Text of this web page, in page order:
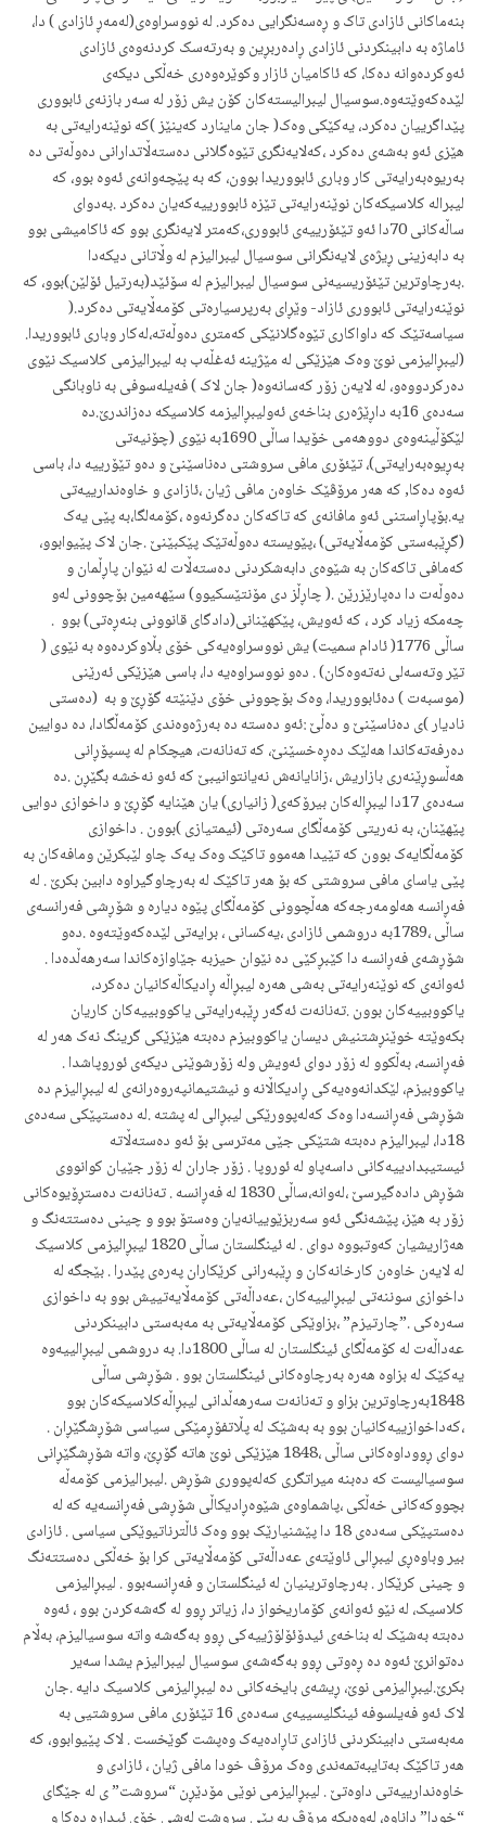
بنه‌ماکانی ئازادی تاک و ڕه‌سه‌نگرایی ده‌کرد. له ‌نووسراوه‌ی(له‌مه‌ڕ ئازادی ) دا،
ئاماژه‌ به‌‌ دابینکردنی ئازادی ڕاده‌ربڕین و به‌رته‌سک کردنه‌وه‌ی ئازادی
ئه‌وکرده‌وانه‌‌ ده‌کا، که‌ ئاکامیان ئازار وکوێره‌وه‌ری خه‌ڵکی دیکه‌ی
لێده‌که‌وێته‌وه‌.سوسیال لیبرالیستەکان کۆن یش زۆر له‌ سه‌ر بازنه‌ی ئابووری
پێداگرییان ده‌کرد، یه‌کێکی وه‌ک( جان ماینارد که‌ینێز )که‌ نوێنه‌رایه‌تی به‌
هێزی ئه‌و به‌شه‌ی دەکرد ،که‌لایه‌نگری تێوه‌گلانی ده‌سته‌ڵاتدارانی ده‌وڵه‌تی ده‌
به‌ریوه‌به‌رایه‌تی کار وباری ئابووریدا بوون، کە به‌ پێچه‌وانه‌ی ئه‌وه‌ بوو، که‌
لیبراله‌ کلاسیکه‌کان نوێنه‌رایه‌تی تێزە ئابوورییەکەیان ده‌کرد .بەدوای
ساڵه‌کانی 70دا ئه‌و تێئۆرییه‌ی ئابووری،که‌متر لایه‌نگری بوو که‌ ئاکامیشی بوو
به‌ دابه‌زینی ڕیژه‌ی لایه‌نگرانی سوسیال لیبرالیزم له‌ وڵاتانی دیکه‌دا
.به‌ر‌چاوترین تێئۆریسیه‌نی سوسیال لیبرالیزم له‌ سۆئێد(به‌رتیل ئۆلێن)بوو، که‌
نوێنه‌رایه‌تی ئابووری ئازاد- وێڕای به‌رپرسیاره‌تی کۆمه‌ڵایه‌تی ده‌کرد.(
سیاسه‌تێک‌ که‌ داواکاری تێوه‌گلانێکی که‌متری ده‌وڵه‌ته‌،له‌کار وباری ئابووریدا.
(لیبڕالیزمی نوێ وه‌ک هێزێکی له مێژینه‌ ئه‌غڵه‌ب به‌ لیبرالیزمی کلاسیک نێوی
ده‌رکردووه‌و، له‌ لایه‌ن زۆر که‌سانه‌وه‌( جان لاک ) فه‌یله‌سوفی به‌ ناوبانگی
سه‌ده‌ی 16به داڕێژه‌ری بناخه‌ی ئه‌ولیبڕالیزمه‌ کلاسیکه‌ ده‌زاندرێ.ده‌
لێکۆڵینه‌وه‌ی دووهه‌می خۆیدا ساڵی 1690به‌ نێوی (چۆنیه‌تی
به‌ڕیوه‌به‌رایه‌تی)، تێئۆری مافی سروشتی ده‌ناسێنێ و ده‌و تێۆرییە دا، باسی
ئه‌وه‌ دەکا, که‌ هه‌ر مرۆڤێک خاوه‌ن مافی ژیان ،ئازادی و خاوەندارییەتی
یە.بۆپاڕاستنی ئه‌و مافانه‌ی که‌ تاکەکان ده‌گرنه‌وه‌ ،کۆمه‌لگا،به‌ پێی یه‌ک
(گڕێبەستی کۆمه‌ڵایه‌تی) ،پێویسته‌ ده‌وڵه‌تێک پێکبێنێ .جان لاک پێیوابوو،
که‌مافی تاکه‌کان به‌ شێوه‌ی دابه‌شکردنی ده‌سته‌ڵات له ‌نێوان پاڕڵمان و
ده‌وڵه‌ت دا ده‌پارێزرێن .( چاڕڵز دی مۆنتێسکیوو) سێهه‌مین بۆچوونی له‌‌و
چه‌مکه‌ زیاد کرد ، که‌ ئەویش، پێکهێنانی(دادگای قانوونی بنه‌ڕه‌تی) بوو .
ساڵی 1776( ئادام سمیت) یش نووسراوه‌یه‌کی خۆی بڵاوکرده‌وه‌ به‌ نێوی (
تێر وته‌سه‌لی نه‌ته‌وه‌کان) . ده‌و نووسراوه‌یه ‌دا، باسی هێزێکی ئه‌رێنی
(موسبه‌ت ) ده‌ئابووریدا، وه‌ک بۆچوونی خۆی دێنێتە گۆڕێ و بە (ده‌ستی
نادیار )ی دەناسێنێ و دەڵێ :ئەو دەستە ده‌ به‌رژه‌‌وه‌ندی کۆمه‌ڵگادا، ده ‌دوایین
ده‌رفه‌ته‌کاندا هه‌لێک ده‌ڕه‌خسێنێ، که‌ ته‌نانه‌ت، هیچکام له‌ پسپۆڕانی
هه‌ڵسوڕێنه‌ری بازاریش ،زانایانه‌ش نه‌یانتوانیبێ که‌ ئه‌و نه‌خشه‌ بگێڕن .ده‌
سه‌ده‌ی 17دا لیبڕاله‌کان بیرۆکه‌ی( زانیاری) یان هێنایه‌ گۆڕێ و داخوازی دوایی
پێهێنان، به‌ نه‌ریتی کۆمه‌ڵگای سه‌ره‌تی (ئیمتیازی )بوون . داخوازی
کۆمه‌ڵگایه‌ک بوون که‌ تێیدا هه‌موو تاکێک وه‌ک یه‌ک چاو لێبکرێن ومافه‌کان به‌
پێی یاسای مافی سروشتی که‌ بۆ هه‌ر تاکێک له‌ به‌رچاوگیراوه ‌دابین بکرێ . له‌
فه‌ڕانسه‌ هه‌لومه‌رجه‌که‌ هه‌ڵچوونی کۆمەڵگای پێوه‌ دیاره‌ و شۆڕشی فه‌رانسەی
ساڵی ‌،1789به‌ دروشمی ئازادی ،یه‌کسانی ، برایه‌تی لێدەکەوێتەوە .ده‌و
شۆڕشه‌ی فه‌ڕانسه ‌دا کێبڕکێی ده‌ نێوان حیزبه‌ جێاوازه‌کاندا سه‌رهه‌ڵده‌دا .
ئه‌وانه‌ی که‌ نوێنه‌رایه‌تی به‌شی هه‌ره‌ لیبڕاڵه‌ ڕادیکاڵه‌کانیان ده‌کرد،
یاکووبییه‌کان بوون .ته‌نانه‌ت ئه‌گه‌ر ڕێبه‌رایه‌تی یاکووبییه‌کان کاریان
بکه‌وێته‌ خوێنڕشتنیش دیسان یاکووبیزم ده‌بته‌ هێزێکی گرینگ نەک‌ هه‌ر له‌
فه‌ڕانسه،‌ به‌ڵکوو له‌ زۆر دوای ئه‌ویش وله‌ زۆرشوێنی دیکه‌ی ئوروپاشدا .
یاکووبیزم، لێکدانه‌وه‌یه‌کی ڕادیکاڵانه‌ و نیشتیمانپه‌روه‌رانەی ‌له‌ لیبڕالیزم ده‌
شۆڕشی فه‌ڕانسه‌دا وه‌ک که‌له‌پوورێکی لیبڕالی لە پشتە‌‌ .له ‌ده‌ستپێکی سه‌ده‌ی
18دا، لیبرالیزم ده‌بته‌ شتێکی جێی مه‌ترسی بۆ ئه‌و ده‌سته‌ڵاته
‌ئیستیبدادییەکانی داسه‌پاو لە‌ ئوروپا . زۆر جاران له‌ زۆر جێیان کوانووی
شۆڕش داده‌گیرسێ ،له‌وانه،‌ساڵی 1830 له‌ فه‌ڕانسه‌ . تەنانەت دەستڕۆیوەکانی
زۆر به‌ هێز، پێشه‌نگی ئه‌و سه‌ربزێوییانه‌یان وه‌ستۆ‌ بوو و چینی ده‌ستته‌نگ و
هه‌ژاریشیان که‌وتبووه‌ دوای . له‌ ئینگلستان ساڵی 1820 لیبڕالیزمی کلاسیک
له‌ لایه‌ن خاوه‌ن کارخانه‌کان و ڕێبه‌رانی کرێکاران په‌ره‌ی پێدرا . بێجگه‌ له‌
داخوازی سوننه‌تی لیبڕالییه‌کان ،عه‌داڵه‌تی کۆمه‌ڵایه‌تییش بوو به‌ داخوازی
سه‌ره‌کی .”چارتیزم” ،بزاوێکی کۆمه‌ڵایه‌تی به‌ مه‌به‌ستی دابینکردنی
عه‌داڵه‌ت له‌ کۆمه‌ڵگای ئینگلستان له‌ ساڵی 1800دا. به‌ دروشمی لیبڕالییه‌وه‌
یه‌کێک له‌ بزاوه‌ هه‌ره‌ به‌رچاوه‌کانی ئینگلستان بوو . شۆڕشی ساڵی
1848به‌رچاوترین بزاو و ته‌نانه‌ت سه‌رهه‌ڵدانی لیبڕاڵه‌کلاسیکه‌کان بوو
،که‌داخوازییه‌‌کانیان بوو به‌ به‌شێک له‌ پڵاتفۆڕمێکی سیاسی شۆڕشگێڕان .
دوای ڕووداوه‌کانی ساڵی ،1848 هێزێکی نوێ هاته‌ گۆڕێ، واته‌ شۆڕشگێڕانی
سوسیالیست که‌ ده‌بنه‌ میراتگری که‌له‌پووری شۆڕش .لیبرالیزمی کۆمه‌ڵه
‌بچووکه‌کانی خه‌ڵکی ،پاشماوه‌ی شێوه‌ڕادیکاڵی شۆڕشی فه‌ڕانسه‌یه‌ که‌ له‌
ده‌ستپێکی سه‌ده‌ی 18 دا پێشنیارێک بوو وه‌ک ئاڵترناتیوێکی سیاسی . ئازادی
بیر وباوه‌ڕی لیبڕالی ئاوێته‌ی عه‌داڵه‌تی کۆمه‌ڵایه‌تی کرا بۆ خه‌ڵکی ده‌ستته‌نگ
و چینی کرێکار . به‌رچاوترینیان له‌ ئینگلستان و فه‌ڕانسه‌بوو . لیبڕالیزمی
کلاسیک، له‌ نێو ئه‌وانه‌ی کۆماریخواز دا، زیاتر ڕوو له‌ گه‌شه‌کردن بوو ، ئه‌وه‌
ده‌بته‌ به‌شێک له‌ بناخه‌ی ئیدۆئۆلۆژییه‌کی ڕوو به‌گه‌شه‌ واته ‌سوسیالیزم، به‌ڵام
ده‌توانرێ ئه‌وه‌ ده ‌ڕه‌وتی ڕوو به‌گه‌شه‌ی سوسیال لیبرالیزم یشدا سەیر
بکرێ.لیبڕالیزمی نوێ، ڕیشه‌ی بایخه‌کانی ده‌ لیبڕالیزمی کلاسیک دایە .جان
لاک ئه‌و‌ فه‌یلسوفه ‌ئینگلیسییه‌ی سه‌ده‌ی 16 تێئۆری مافی سروشتیی به‌
مه‌به‌ستی دابینکردنی ئازادی تاڕاده‌یه‌ک وه‌پشت گوێخست . لاک پێیوابوو، که‌
هه‌ر تاکێک به‌تایبه‌تمه‌ندی وه‌ک مرۆڤ خودا مافی ژیان ، ئازادی و
خاوەندارییەتی داوەتێ . لیبڕالیزمی نوێی مۆدێڕن “سروشت” ی له‌ جێگای